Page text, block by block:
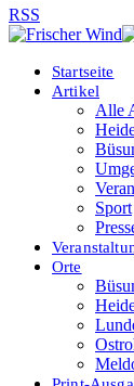
RSS
Startseite
Artikel
Alle
Sport
Orte